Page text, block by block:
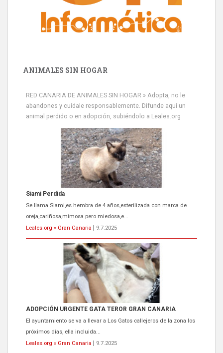
ANIMALES SIN HOGAR
RED CANARIA DE ANIMALES SIN HOGAR » Adopta, no le
abandones y cuídale responsablemente. Difunde aquí un
animal perdido o en adopción, subiéndolo a Leales.org
Siami Perdida
Se llama Siami,es hembra de 4 años,esterilizada con marca de
oreja,cariñosa,mimosa pero miedosa,e...
Leales.org » Gran Canaria
9.7.2025
ADOPCIÓN URGENTE GATA TEROR GRAN CANARIA
El ayuntamiento se va a llevar a Los Gatos callejeros de la zona los
próximos días, ella incluida...
Leales.org » Gran Canaria
9.7.2025